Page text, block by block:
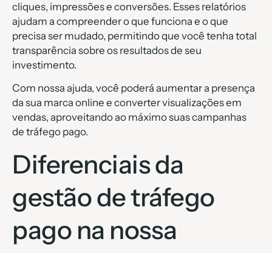
cliques, impressões e conversões. Esses relatórios
ajudam a compreender o que funciona e o que
precisa ser mudado, permitindo que você tenha total
transparência sobre os resultados de seu
investimento.
Com nossa ajuda, você poderá aumentar a presença
da sua marca online e converter visualizações em
vendas, aproveitando ao máximo suas campanhas
de tráfego pago.
Diferenciais da
gestão de tráfego
pago na nossa